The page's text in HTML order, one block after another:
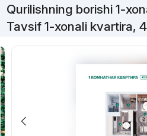
Qurilishning borishi 1-
Tavsif 1-xonali kvartira,